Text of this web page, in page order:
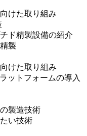
た取り組み
精製設備の紹介
製
た取り組み
トフォームの導入
製造技術
い技術